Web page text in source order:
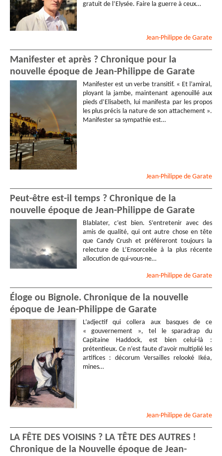
gratuit de l’Elysée. Faire la guerre à ceux…
Jean-Philippe de Garate
Manifester et après ? Chronique pour la
nouvelle époque de Jean-Philippe de Garate
Manifester est un verbe transitif. « Et l’amiral,
ployant la jambe, maintenant agenouillé aux
pieds d’Elisabeth, lui manifesta par les propos
les plus précis la nature de son attachement ».
Manifester sa sympathie est…
Jean-Philippe de Garate
Peut-être est-il temps ? Chronique de la
nouvelle époque de Jean-Philippe de Garate
Blablater, c’est bien. S’entretenir avec des
amis de qualité, qui ont autre chose en tête
que Candy Crush et préféreront toujours la
relecture de L’Ensorcelée à la plus récente
allocution de qui-vous-ne…
Jean-Philippe de Garate
Éloge ou Bignole. Chronique de la nouvelle
époque de Jean-Philippe de Garate
L’adjectif qui collera aux basques de ce
« gouvernement », tel le sparadrap du
Capitaine Haddock, est bien celui-là :
prétentieux. Ce n’est faute d’avoir multiplié les
artifices : décorum Versailles relooké Ikéa,
mines…
Jean-Philippe de Garate
LA FÊTE DES VOISINS ? LA TÊTE DES AUTRES !
Chronique de la Nouvelle époque de Jean-